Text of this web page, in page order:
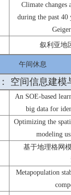
Climatechanges
during the past 40
叙利亚地
午间休息
： 空间信息建模
An SOE-based
big data for
Optimizing the
modeling
基于地理格网
Metapopulation